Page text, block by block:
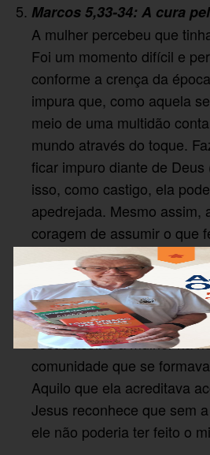
Marcos 5,33-34: A cura
A mulher percebeu que
Foi um momento difícil e
conforme a crença da
impura que, como aquela
meio de uma multidão
mundo através do toque.
ficar impuro diante de
isso, como castigo, ela
apedrejada. Mesmo assim,
coragem de assumir o que
e tremendo”, caiu aos pés
toda a verdade. Jesus dá a
filha, sua fé curou você. Vá
curada dessa doença!” (1)
Jesus acolhe a mulher na
comunidade que se
Aquilo que ela acreditava
Jesus reconhece que sem
ele não poderia ter feito o